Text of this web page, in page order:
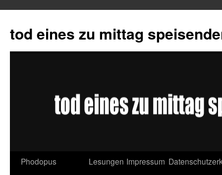
tod eines zu mittag
Springe
Phodopus
Lesungen Impressum